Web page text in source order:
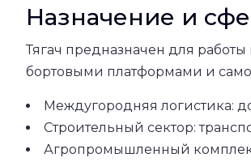
Назначение и
Тягач предназначен для
бортовыми платформами и
Междугородняя логистика:
Строительный сектор:
Агропромышленный